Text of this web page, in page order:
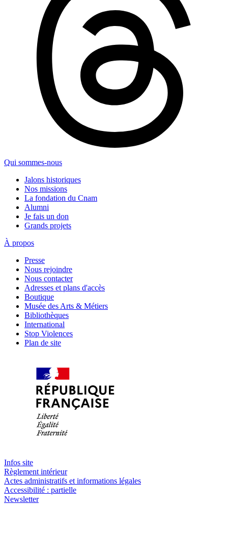
Qui sommes-nous
Jalons historiques
Nos missions
La fondation du Cnam
Alumni
Je fais un don
Grands projets
À propos
Presse
Nous rejoindre
Nous contacter
Adresses et plans d'accès
Boutique
Musée des Arts & Métiers
Bibliothèques
International
Stop Violences
Plan de site
Infos site
Règlement intérieur
Actes administratifs et informations légales
Accessibilité : partielle
Newsletter